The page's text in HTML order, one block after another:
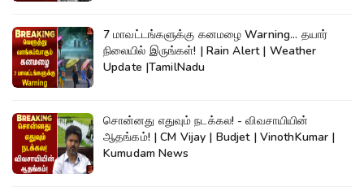
7 மாவட்டங்களுக்கு கனமழை Warning... தயார்
நிலையில் இருங்கள்! | Rain Alert | Weather
Update |TamilNadu
சொன்னது எதுவும் நடக்கல! - விவசாயியின்
ஆதங்கம்! | CM Vijay | Budjet | VinothKumar |
Kumudam News